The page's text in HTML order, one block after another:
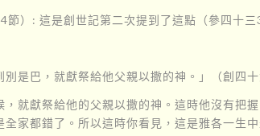
節）: 這是創世記第二次提到了這點（參四十
別是巴，就獻祭給他父親以撒的神。」（創四十
就獻祭給他的父親以撒的神。這時他沒有把
家都錯了。所以這時你看見，這是雅各一生中